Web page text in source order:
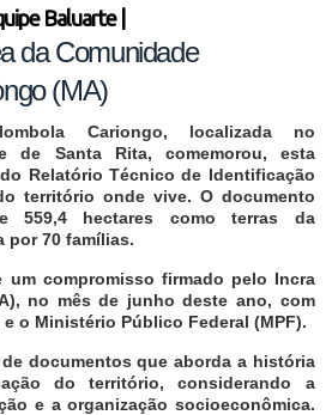
Baluarte
da Comunidade
(MA)
Cariongo, localizada no
de Santa Rita, comemorou, esta
Relatório Técnico de Identificação
território onde vive. O documento
559,4 hectares como terras da
por 70 famílias.
um compromisso firmado pelo Incra
no mês de junho deste ano, com
o Ministério Público Federal (MPF).
documentos que aborda a história
do território, considerando a
e a organização socioeconômica.